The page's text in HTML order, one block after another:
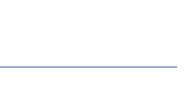
etc. Weitere 4 Steckfächer für
etc. sowie eine elastische